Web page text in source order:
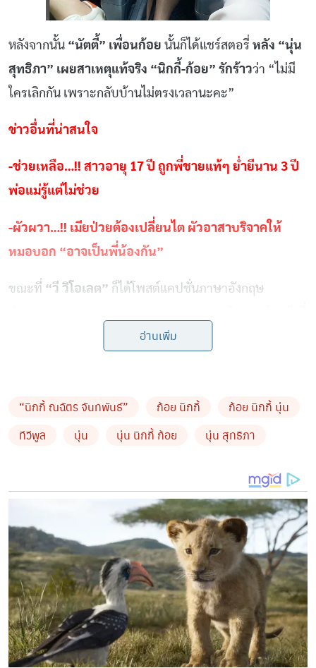
หลังจากนั้น “นัตตี้” เพื่อนก้อย นั้นก็ได้แชร์สตอรี่ หลัง “นุ่น
สุทธิภา” เผยสาเหตุแท้จริง “นิกกี้-ก้อย” รักร้าวว่า “ไม่มี
ใครเลิกกัน เพราะกลับบ้านไม่ตรงเวลานะคะ”
ข่าวอื่นที่น่าสนใจ
-ช่วยเหลือ…!! สาวอายุ 17 ปี ถูกพี่ชายแท้ๆ ย่ำยีนาน 3 ปี
พ่อแม่รู้แต่ไม่ช่วย
-ผัวผวา…!! เมียป่วยต้องเปลี่ยนไต ผัวอาสาบริจาคให้
หมอบอก “อาจเป็นพี่น้องกัน”
ขณะที่ “วี วิโอเลต” ก็ได้โพสต์แคปชั่นภาษาอังกฤษ
อ่านเพิ่ม
“นิกกี้ ณฉัตร จันทพันธ์” ก้อย นิกกี้
ก้อย นิกกี้ นุ่น
ทีวีพูล
นุ่น นุ่น นิกกี้ ก้อย นุ่น สุทธิภา